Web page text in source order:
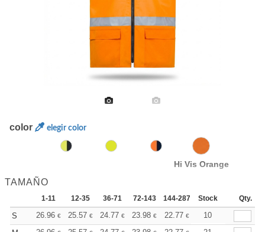
color elegir color
Hi Vis Orange
TAMAÑO
1-11 12-35 36-71 72-143 144-287 288 + Más
Stock Qty.
S 26.96 € 25.57 € 24.77 € 23.98 € 22.77 € 22.18
10